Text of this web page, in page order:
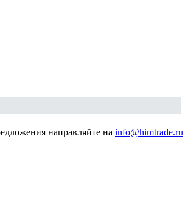
направляйте на info@himtrade.ru